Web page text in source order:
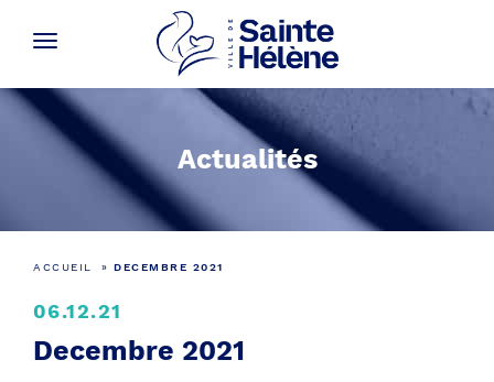
Actualités
ACCUEIL » DECEMBRE 2021
06.12.21
Decembre 2021